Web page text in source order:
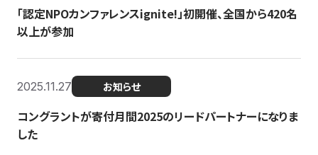
「認定NPOカンファレンスignite!」初開催、全国から420名
以上が参加
2025.11.27 お知らせ
コングラントが寄付月間2025のリードパートナーになりま
した